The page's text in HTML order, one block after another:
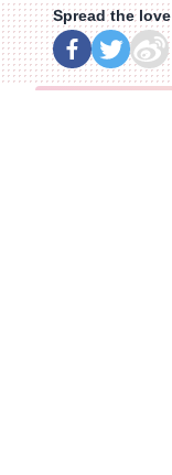
Spread the love